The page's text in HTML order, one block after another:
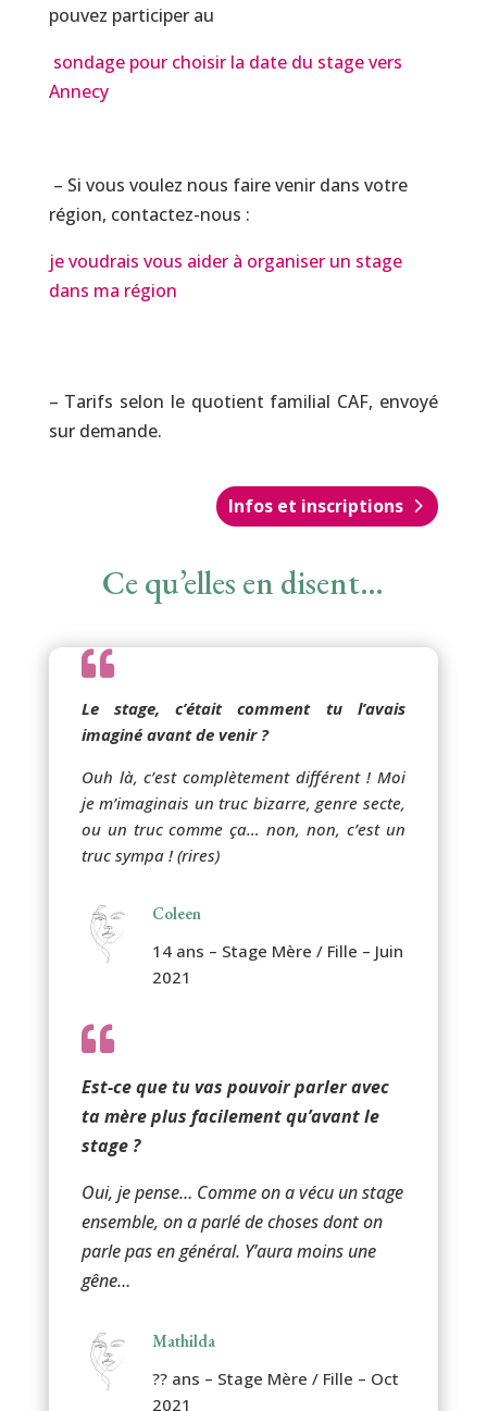
pouvez participer au
sondage pour choisir la date du stage vers
Annecy
– Si vous voulez nous faire venir dans votre
région, contactez-nous :
je voudrais vous aider à organiser un stage
dans ma région
– Tarifs selon le quotient familial CAF, envoyé
sur demande.
Infos et inscriptions
Ce qu’elles en disent…

Le stage, c’était comment tu l’avais
imaginé avant de venir ?
Ouh là, c’est complètement différent ! Moi
je m’imaginais un truc bizarre, genre secte,
ou un truc comme ça… non, non, c’est un
truc sympa ! (rires)
Coleen
14 ans – Stage Mère / Fille – Juin
2021

Est-ce que tu vas pouvoir parler avec
ta mère plus facilement qu’avant le
stage ?
Oui, je pense… Comme on a vécu un stage
ensemble, on a parlé de choses dont on
parle pas en général. Y’aura moins une
gêne…
Mathilda
?? ans – Stage Mère / Fille – Oct
2021